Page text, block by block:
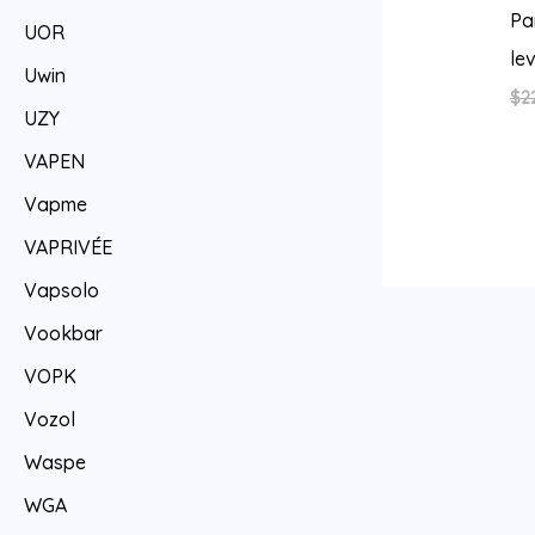
UOR
Uwin
UZY
VAPEN
Vapme
VAPRIVÉE
Vapsolo
Vookbar
VOPK
Vozol
Waspe
WGA
$